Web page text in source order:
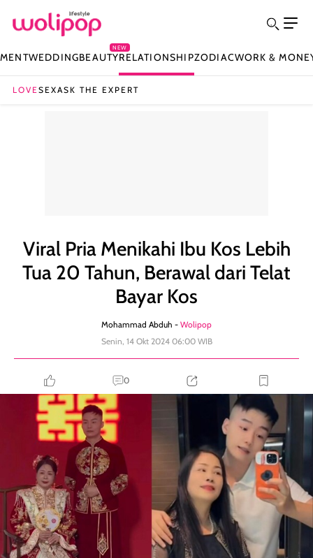
WEDDINGBEAUTY
NEW
RELATIONSHIPZODIACWORK &
LOVESEXASK THE EXPERT
Viral Pria Menikahi Ibu Kos Lebih
Tua 20 Tahun, Berawal dari Telat
Bayar Kos
Mohammad Abduh - Wolipop
Senin, 14 Okt 2024 06:00 WIB
0